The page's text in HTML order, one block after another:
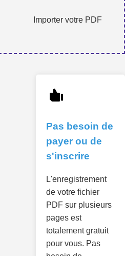
Importer votre PDF
Pas besoin de
payer ou de
s'inscrire
L'enregistrement
de votre fichier
PDF sur plusieurs
pages est
totalement gratuit
pour vous. Pas